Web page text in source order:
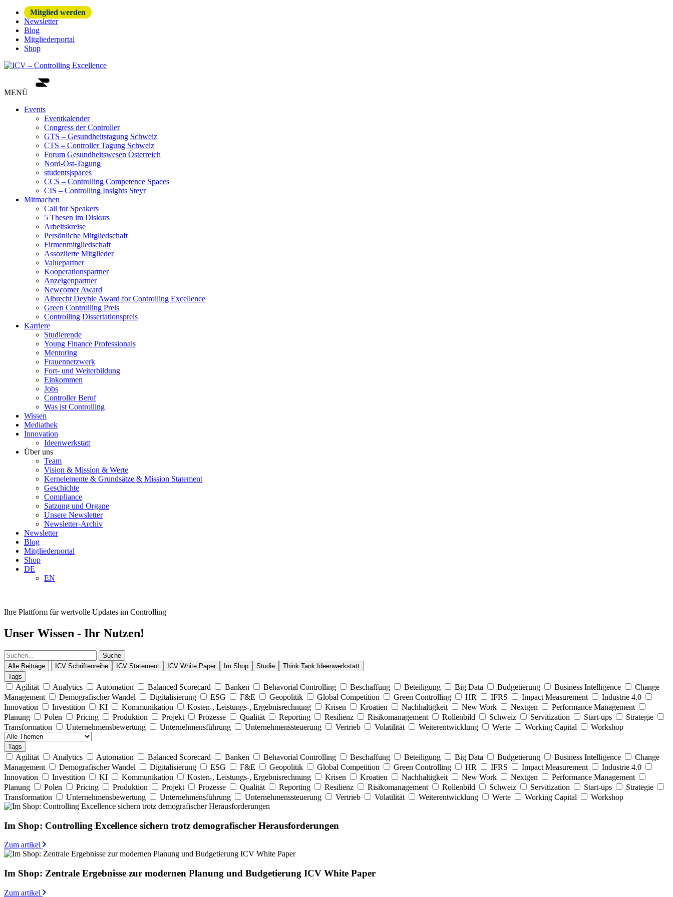
Mitglied werden
Newsletter
Blog
Mitgliederportal
Shop
MENÜ
Events
Eventkalender
Congress der Controller
GTS – Gesundheitstagung Schweiz
CTS – Controller Tagung Schweiz
Forum Gesundheitswesen Österreich
Nord-Ost-Tagung
students|spaces
CCS – Controlling Competence Spaces
CIS – Controlling Insights Steyr
Mitmachen
Call for Speakers
5 Thesen im Diskurs
Arbeitskreise
Persönliche Mitgliedschaft
Firmenmitgliedschaft
Assoziierte Mitglieder
Valuepartner
Kooperationspartner
Anzeigenpartner
Newcomer Award
Albrecht Deyhle Award for Controlling Excellence
Green Controlling Preis
Controlling Dissertationspreis
Karriere
Studierende
Young Finance Professionals
Mentoring
Frauennetzwerk
Fort- und Weiterbildung
Einkommen
Jobs
Controller Beruf
Was ist Controlling
Wissen
Mediathek
Innovation
Ideenwerkstatt
Über uns
Team
Vision & Mission & Werte
Kernelemente & Grundsätze & Mission Statement
Geschichte
Compliance
Satzung und Organe
Unsere Newsletter
Newsletter-Archiv
Newsletter
Blog
Mitgliederportal
Shop
DE
EN
Ihre Plattform für wertvolle Updates im Controlling
Unser Wissen - Ihr Nutzen!
Suche
Alle Beiträge
ICV Schriftenreihe ICV Statement ICV White Paper Im Shop Studie
Think Tank Ideenwerkstatt
Tags
Agilität Analytics Automation Balanced Scorecard Banken Behavorial Controlling Beschaffung Beteiligung Big Data Budgetierung Business Intelligence
Change
Management
Demografischer Wandel Digitalisierung ESG F&E Geopolitik Global Competition Green Controlling HR IFRS Impact Measurement
Industrie 4.0
Innovation
Investition KI Kommunikation Kosten-, Leistungs-, Ergebnisrechnung Krisen Kroatien Nachhaltigkeit New Work Nextgen
Performance Management
Planung
Polen Pricing Produktion Projekt Prozesse Qualität Reporting Resilienz Risikomanagement Rollenbild Schweiz Servitization Start-ups
Strategie
Transformation
Unternehmensbewertung Unternehmensführung Unternehmenssteuerung Vertrieb Volatilität Weiterentwicklung Werte Working Capital Workshop
Tags
Agilität Analytics Automation Balanced Scorecard Banken Behavorial Controlling Beschaffung Beteiligung Big Data Budgetierung Business Intelligence
Change
Management
Demografischer Wandel Digitalisierung ESG F&E Geopolitik Global Competition Green Controlling HR IFRS Impact Measurement
Industrie 4.0
Innovation
Investition KI Kommunikation Kosten-, Leistungs-, Ergebnisrechnung Krisen Kroatien Nachhaltigkeit New Work Nextgen
Performance Management
Planung
Polen Pricing Produktion Projekt Prozesse Qualität Reporting Resilienz Risikomanagement Rollenbild Schweiz Servitization Start-ups
Strategie
Transformation
Unternehmensbewertung Unternehmensführung Unternehmenssteuerung Vertrieb Volatilität Weiterentwicklung Werte Working Capital Workshop
Im Shop: Controlling Excellence sichern trotz demografischer Herausforderungen
Zum artikel
Im Shop: Zentrale Ergebnisse zur modernen Planung und Budgetierung ICV White Paper
Zum artikel